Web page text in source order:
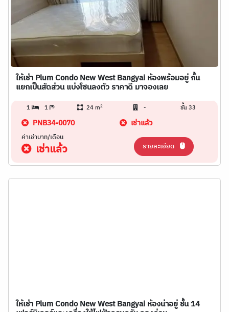
ให้เช่า Plum Condo New West Bangyai ห้องพร้อมอยู่ กั้น
แยกเป็นสัดส่วน แบ่งโซนลงตัว ราคาดี มาจองเลย
1 1 24 m2 - ชั้น 33
PNB34-0070 เช่าแล้ว
ค่าเช่าบาท/เดือน
เช่าแล้ว รายละเอียด
ให้เช่า Plum Condo New West Bangyai ห้องน่าอยู่ ชั้น 14